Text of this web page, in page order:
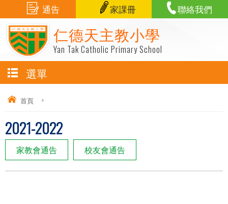
仁德天主教小學
Yan Tak Catholic Primary School
通告 家課冊 聯絡我們
選單
首頁 >
2021-2022
家教會通告 校友會通告